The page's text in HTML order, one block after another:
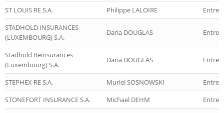
ST LOUIS RE S.A.
Philippe LALOIRE
STADHOLD INSURANCES
(LUXEMBOURG) S.A.
Daria DOUGLAS
Stadhold Reinsurances
(Luxembourg) S.A.
Daria DOUGLAS
STEPHEX RE S.A. Muriel SOSNOWSKI
STONEFORT INSURANCE S.A.
Michael DEHM